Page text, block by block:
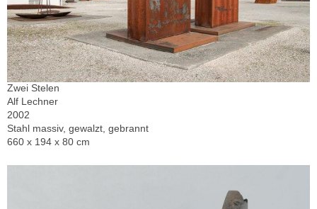
Zwei Stelen
Alf Lechner
2002
Stahl massiv, gewalzt, gebrannt
660 x 194 x 80 cm